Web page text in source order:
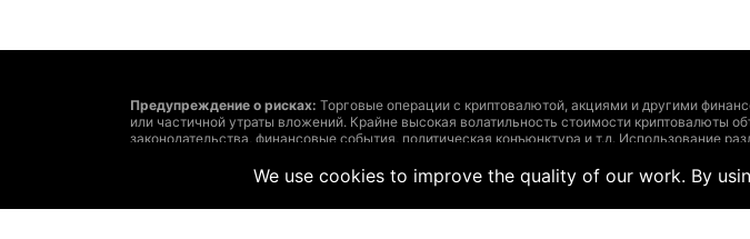
Предупреждение о рисках: Торговые операции с криптовалютой, акциями и другими
или частичной утраты вложений. Крайне высокая волатильность стоимости криптовалюты
законодательства, финансовые события, политическая конъюнктура и т.д. Использование
Решение о сделках с криптовалютами или финансовыми инструментами должно
затратах и рисках, точно определенные задачи инвестирования, допустимый уровень
Помните: размещенная на этом сайте информация может утратить актуальность и
We use cookies to improve the quality of our work. By